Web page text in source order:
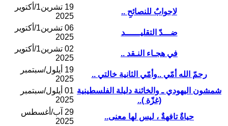
لاجوابٌ للنصائحِ ..
19 تشرين1/أكتوير
2025
ضـــدّ التقليــــــد
06 تشرين1/أكتوير
2025
في هجـاء النـقد ..
02 تشرين1/أكتوير
2025
رحمّ الله أمّي ..وأمّي الثانية خالتي ..
19 أيلول/سبتمبر
2025
شمشون اليهودي ـ والخائنة دليلة الفلسطينية
(غزّة )..
01 أيلول/سبتمبر
2025
حياةٌ تافهةٌ ، ليس لها معنى..
29 آب/أغسطس
2025